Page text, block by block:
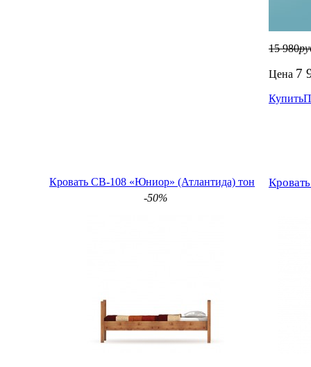
15 980
Цена 7
Купить
Кровать СВ-108 «Юниор» (Атлантида) тон
-50%